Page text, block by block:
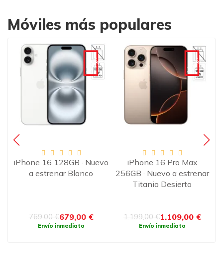
Móviles más populares
-90€
iPhone 16 128GB · Nuevo
a estrenar Blanco
769,00 €679,00 €
Envío inmediato
-90€
iPhone 16 Pro Max
256GB · Nuevo a estrenar
Titanio Desierto
1.199,00 €1.109,00 €
Envío inmediato